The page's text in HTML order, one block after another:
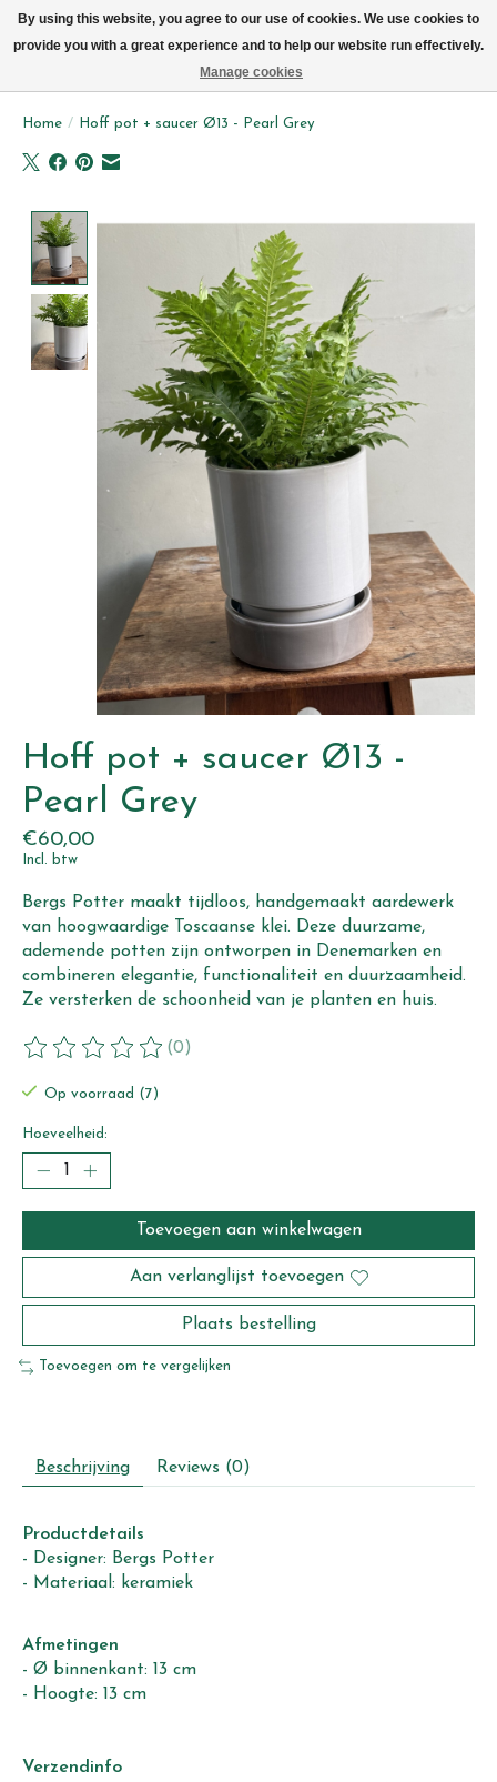
Home / Hoff pot + saucer Ø13 - Pearl Grey
Product image slideshow Items
Hoff pot + saucer Ø13 -
Pearl Grey
€60,00
Incl. btw
Bergs Potter maakt tijdloos, handgemaakt aardewerk
van hoogwaardige Toscaanse klei. Deze duurzame,
ademende potten zijn ontworpen in Denemarken en
combineren elegantie, functionaliteit en duurzaamheid.
Ze versterken de schoonheid van je planten en huis.
De beoordeling van dit product is
(0)
Op voorraad (7)
Hoeveelheid:
Toevoegen aan winkelwagen
Aan verlanglijst toevoegen
Plaats bestelling
Toevoegen om te vergelijken
Beschrijving Reviews (0)
Productdetails
- Designer: Bergs Potter
- Materiaal: keramiek
Afmetingen
- Ø binnenkant: 13 cm
- Hoogte: 13 cm
Verzendinfo
By using this website, you agree to our use of cookies. We use cookies to
provide you with a great experience and to help our website run effectively.
Manage cookies